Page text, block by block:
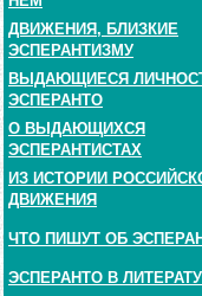
ДВИЖЕНИЯ, БЛИЗКИЕ
ЭСПЕРАНТИЗМУ
ВЫДАЮЩИЕСЯ
ЭСПЕРАНТО
О ВЫДАЮЩИХСЯ
ЭСПЕРАНТИСТАХ
ИЗ ИСТОРИИ
ДВИЖЕНИЯ
ЧТО ПИШУТ ОБ
ЭСПЕРАНТО В